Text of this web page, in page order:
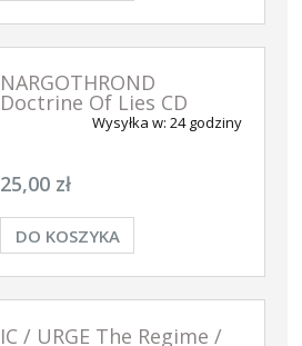
NARGOTHROND
Doctrine Of Lies CD
Wysyłka w: 24 godziny
25,00 zł
DO KOSZYKA
IC / URGE The Regime /